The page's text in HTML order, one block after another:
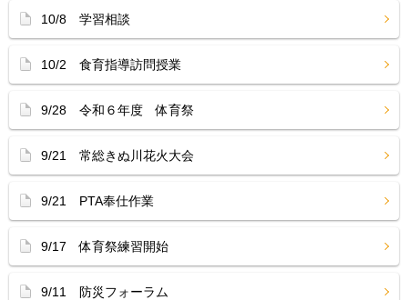
10/8 学習相談
10/2 食育指導訪問授業
9/28 令和６年度 体育祭
9/21 常総きぬ川花火大会
9/21 PTA奉仕作業
9/17 体育祭練習開始
9/11 防災フォーラム